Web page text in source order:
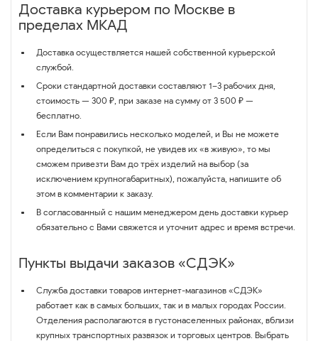
Доставка курьером по Москве в
пределах МКАД
Доставка осуществляется нашей собственной курьерской
службой.
Сроки стандартной доставки составляют 1–3 рабочих дня,
стоимость — 300 ₽, при заказе на сумму от 3 500 ₽ —
бесплатно.
Если Вам понравились несколько моделей, и Вы не можете
определиться с покупкой, не увидев их «в живую», то мы
сможем привезти Вам до трёх изделий на выбор (за
исключением крупногабаритных), пожалуйста, напишите об
этом в комментарии к заказу.
В согласованный с нашим менеджером день доставки курьер
обязательно с Вами свяжется и уточнит адрес и время встречи.
Пункты выдачи заказов «СДЭК»
Служба доставки товаров интернет-магазинов «СДЭК»
работает как в самых больших, так и в малых городах России.
Отделения располагаются в густонаселенных районах, вблизи
крупных транспортных развязок и торговых центров. Выбрать